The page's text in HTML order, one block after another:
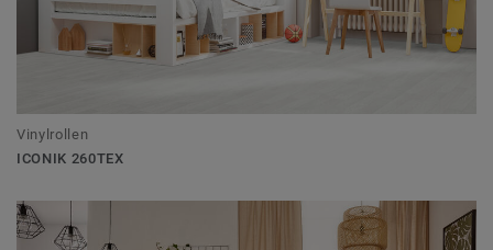
Vinylrollen
ICONIK 260TEX